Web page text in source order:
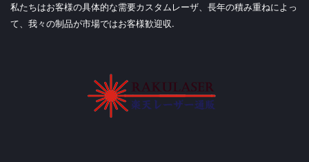
私たちはお客様の具体的な需要カスタムレーザ、長年の積み重ねによっ
て、我々の制品が市場ではお客様歓迎収.